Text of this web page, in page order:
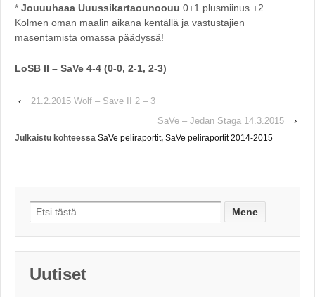
* Jouuuhaaa Uuussikartaounoouu 0+1 plusmiinus +2.
Kolmen oman maalin aikana kentällä ja vastustajien
masentamista omassa päädyssä!
LoSB II – SaVe 4-4 (0-0, 2-1, 2-3)
‹
21.2.2015 Wolf – Save II 2 – 3
SaVe – Jedan Staga 14.3.2015
›
Julkaistu kohteessa SaVe peliraportit, SaVe peliraportit 2014-2015
Search for:
Uutiset